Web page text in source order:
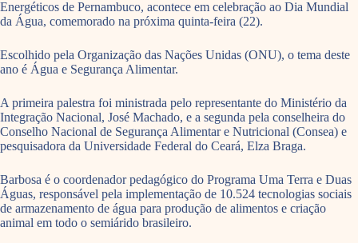
Energéticos de Pernambuco, acontece em celebração ao Dia Mundial
da Água, comemorado na próxima quinta-feira (22).
Escolhido pela Organização das Nações Unidas (ONU), o tema deste
ano é Água e Segurança Alimentar.
A primeira palestra foi ministrada pelo representante do Ministério da
Integração Nacional, José Machado, e a segunda pela conselheira do
Conselho Nacional de Segurança Alimentar e Nutricional (Consea) e
pesquisadora da Universidade Federal do Ceará, Elza Braga.
Barbosa é o coordenador pedagógico do Programa Uma Terra e Duas
Águas, responsável pela implementação de 10.524 tecnologias sociais
de armazenamento de água para produção de alimentos e criação
animal em todo o semiárido brasileiro.